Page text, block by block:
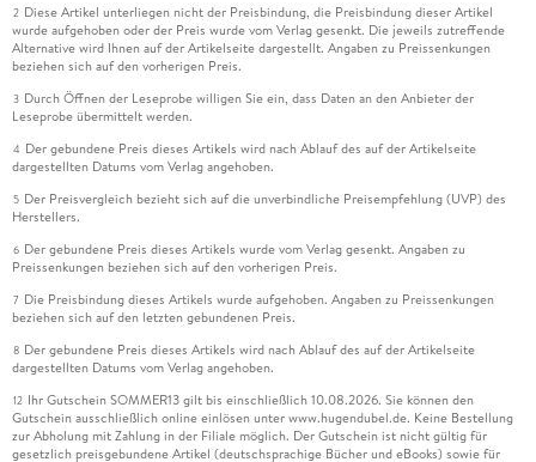
2 Diese Artikel unterliegen nicht der Preisbindung, die Preisbindung dieser Artikel
wurde aufgehoben oder der Preis wurde vom Verlag gesenkt. Die jeweils zutreffende
Alternative wird Ihnen auf der Artikelseite dargestellt. Angaben zu Preissenkungen
beziehen sich auf den vorherigen Preis.
3 Durch Öffnen der Leseprobe willigen Sie ein, dass Daten an den Anbieter der
Leseprobe übermittelt werden.
4 Der gebundene Preis dieses Artikels wird nach Ablauf des auf der Artikelseite
dargestellten Datums vom Verlag angehoben.
5 Der Preisvergleich bezieht sich auf die unverbindliche Preisempfehlung (UVP) des
Herstellers.
6 Der gebundene Preis dieses Artikels wurde vom Verlag gesenkt. Angaben zu
Preissenkungen beziehen sich auf den vorherigen Preis.
7 Die Preisbindung dieses Artikels wurde aufgehoben. Angaben zu Preissenkungen
beziehen sich auf den letzten gebundenen Preis.
8 Der gebundene Preis dieses Artikels wird nach Ablauf des auf der Artikelseite
dargestellten Datums vom Verlag angehoben.
12 Ihr Gutschein SOMMER13 gilt bis einschließlich 10.08.2026. Sie können den
Gutschein ausschließlich online einlösen unter www.hugendubel.de. Keine Bestellung
zur Abholung mit Zahlung in der Filiale möglich. Der Gutschein ist nicht gültig für
gesetzlich preisgebundene Artikel (deutschsprachige Bücher und eBooks) sowie für